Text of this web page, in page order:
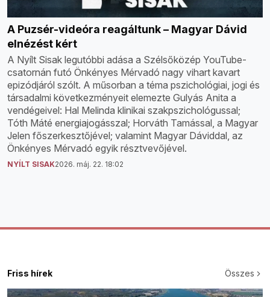
A Puzsér-videóra reagáltunk – Magyar Dávid
elnézést kért
A Nyílt Sisak legutóbbi adása a Szélsőközép YouTube-
csatornán futó Önkényes Mérvadó nagy vihart kavart
epizódjáról szólt. A műsorban a téma pszichológiai, jogi és
társadalmi következményeit elemezte Gulyás Anita a
vendégeivel: Hal Melinda klinikai szakpszichológussal;
Tóth Máté energiajogásszal; Horváth Tamással, a Magyar
Jelen főszerkesztőjével; valamint Magyar Dáviddal, az
Önkényes Mérvadó egyik résztvevőjével.
NYÍLT SISAK2026. máj. 22. 18:02
Friss hírek Összes